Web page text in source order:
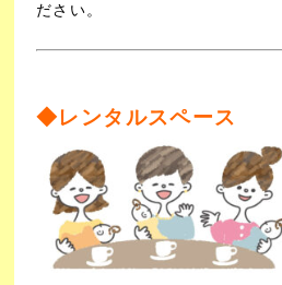
ださい。
◆レンタルスペース